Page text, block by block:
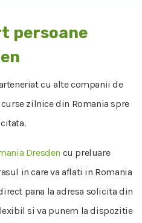
persoane
cu alte companii de
zilnice din Romania spre
Dresden cu preluare
in care va aflati in Romania
pana la adresa solicita din
si va punem la dispozitie